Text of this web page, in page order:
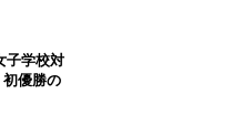
子学校対
優勝の